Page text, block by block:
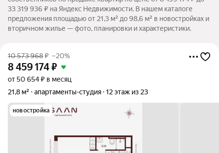
33 319 936 ₽ на Яндекс Недвижимости. В нашем каталоге
предложения площадью от 21,3 м² до 98,6 м² в новостройках и
вторичном жилье — фото, планировки и характеристики.
10 573 968₽ –20%
8 459 174₽
от 50 654 ₽ в месяц
21,8 м²
апартаменты-студия 12 этаж из 23
новостройка